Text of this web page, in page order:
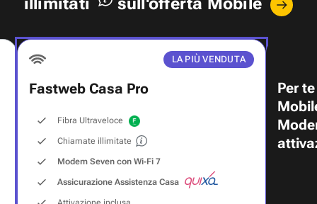
LA PIÙ VENDUTA
Fastweb Casa Pro
Fibra Ultraveloce
Chiamate illimitate
Modem Seven con Wi‑Fi 7
Assicurazione Assistenza Casa
Per